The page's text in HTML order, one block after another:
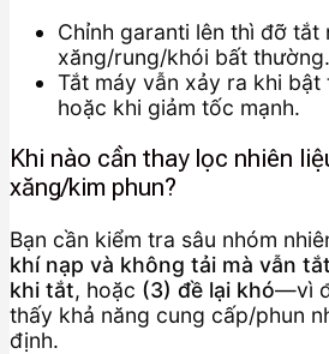
Chỉnh garanti lên thì đỡ tắt
xăng/rung/khói bất thường.
Tắt máy vẫn xảy ra khi bật
hoặc khi giảm tốc mạnh.
Khi nào cần thay lọc nhiên
xăng/kim phun?
Bạn cần kiểm tra sâu nhóm
khí nạp và không tải mà vẫn tắt
khi tắt, hoặc (3) đề lại khó—vì
thấy khả năng cung cấp/phun
định.